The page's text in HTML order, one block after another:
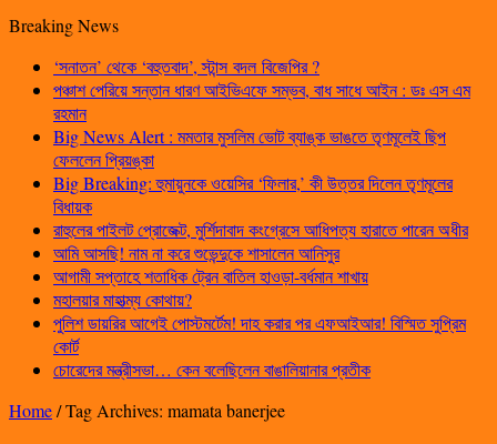
Breaking News
‘সনাতন’ থেকে ‘বহুতবাদ’, স্টান্স বদল বিজেপির ?
পঞ্চাশ পেরিয়ে সন্তান ধারণ আইভিএফে সম্ভব, বাধ সাধে আইন : ডঃ এস এম
রহমান
Big News Alert : মমতার মুসলিম ভোট ব্যাঙ্ক ভাঙতে তৃণমূলেই ছিপ
ফেললেন প্রিয়ঙ্কা
Big Breaking: হুমায়ুনকে ওয়েসির ‘ফিলার,’ কী উত্তর দিলেন তৃণমূলের
বিধায়ক
রাহুলের পাইলট প্রোজেক্ট, মুর্শিদাবাদ কংগ্রেসে আধিপত্য হারাতে পারেন অধীর
আমি আসছি! নাম না করে শুভেন্দুকে শাসালেন আনিসুর
আগামী সপ্তাহে শতাধিক ট্রেন বাতিল হাওড়া-বর্ধমান শাখায়
মহালয়ার মাহাত্ম্য কোথায়?
পুলিশ ডায়রির আগেই পোস্টমর্টেম! দাহ করার পর এফআইআর! বিস্মিত সুপ্রিম
কোর্ট
চোরেদের মন্ত্রীসভা… কেন বলেছিলেন বাঙালিয়ানার প্রতীক
Home/Tag Archives: mamata banerjee